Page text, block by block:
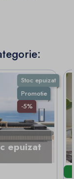
Stoc epuizat
Promotie
-5%
epuizat